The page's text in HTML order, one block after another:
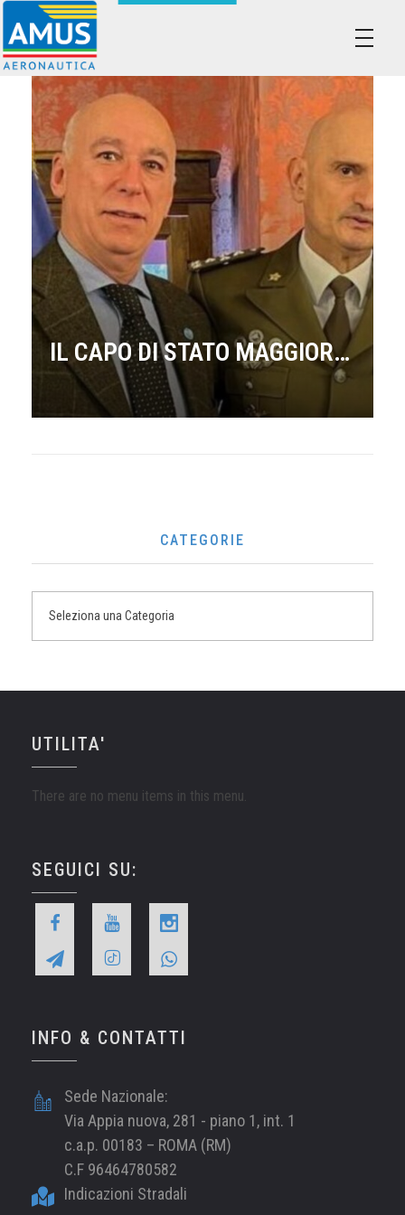
Associazione dei Militari Uniti in Sindacato - AMUS Aeronautica
IL CAPO DI STATO MAGGIORE DELLA DIFESA INCONTRA LE APCSM
CATEGORIE
UTILITA'
There are no menu items in this menu.
SEGUICI SU:
INFO & CONTATTI
Sede Nazionale:
Via Appia nuova, 281 - piano 1, int. 1
c.a.p. 00183 – ROMA (RM)
C.F 96464780582
Indicazioni Stradali